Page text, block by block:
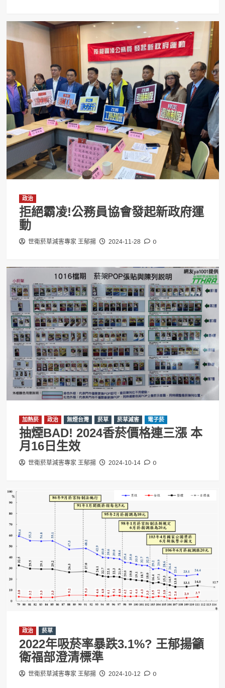
政治
拒絕霸凌!公務員協會發起新政府運
動
世衛菸草減害專家 王郁揚 2024-11-28 0
加熱菸 政治 無煙台灣 菸草 菸草減害 電子菸
抽煙BAD! 2024香菸價格連三漲 本
月16日生效
世衛菸草減害專家 王郁揚 2024-10-14 0
政治 菸草
2022年吸菸率暴跌3.1%? 王郁揚籲
衛福部澄清標準
世衛菸草減害專家 王郁揚 2024-10-12 0